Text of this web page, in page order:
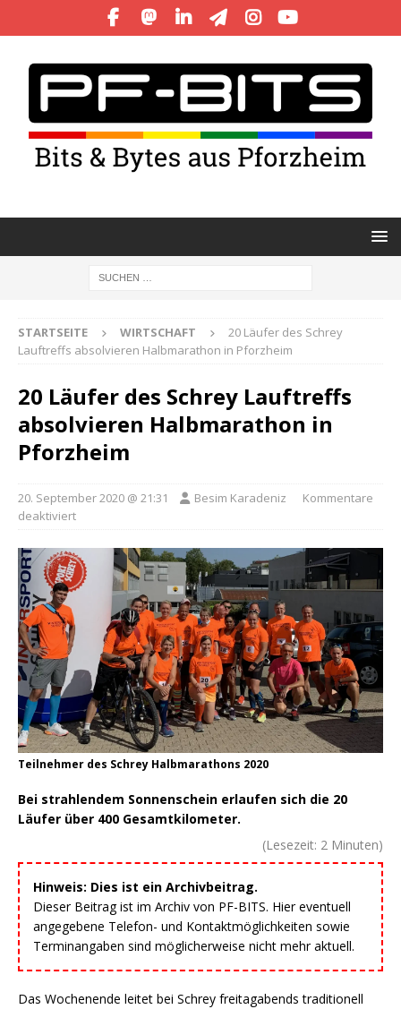
STARTSEITE WIRTSCHAFT
20 Läufer des Schrey
Lauftreffs absolvieren Halbmarathon in Pforzheim
20 Läufer des Schrey Lauftreffs
absolvieren Halbmarathon in
Pforzheim
20. September 2020 @ 21:31 Besim Karadeniz
Kommentare
deaktiviert
Teilnehmer des Schrey Halbmarathons 2020
Bei strahlendem Sonnenschein erlaufen sich die 20
Läufer über 400 Gesamtkilometer.
(Lesezeit: 2 Minuten)
Hinweis: Dies ist ein Archivbeitrag.
Dieser Beitrag ist im Archiv von PF-BITS. Hier eventuell
angegebene Telefon- und Kontaktmöglichkeiten sowie
Terminangaben sind möglicherweise nicht mehr aktuell.
Das Wochenende leitet bei Schrey freitagabends traditionell